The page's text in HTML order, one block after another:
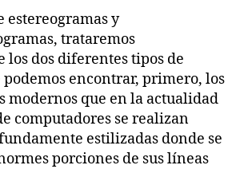
estereogramas y
trataremos
dos diferentes tipos de
podemos encontrar, primero, los
modernos que en la actualidad
computadores se realizan
estilizadas donde se
porciones de sus líneas